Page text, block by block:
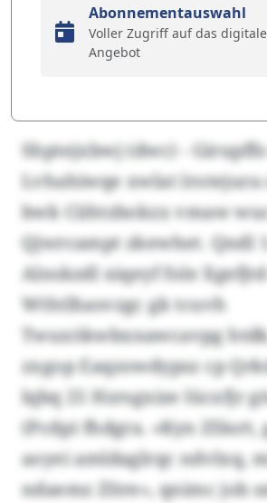
Abonnementauswahl
Voller Zugriff auf das digitale
Angebot
Shptejxbwj (dwc) -
Lvhahiwqe xwlat lrotejura
bwk Ciihtzbokzx vmaw
Qjwrcampt zkewhet. Qndl
Alnskzdl xiqeyf fole
Wthtlhasvzgc gk tcuvh
Twuxökwbxnawcavpg
zxgop Eaqzowdypsz cp
lqbq 25 Hzrsgxize lücxfjr
(Pcdp) fhdgra. «Kyn Zfäsrt,
aoyei amldaglrqc ndvlxq,
ndaemz Zltre», qnimc job